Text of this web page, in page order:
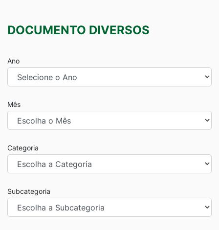
DOCUMENTO DIVERSOS
Ano
Mês
Categoria
Subcategoria